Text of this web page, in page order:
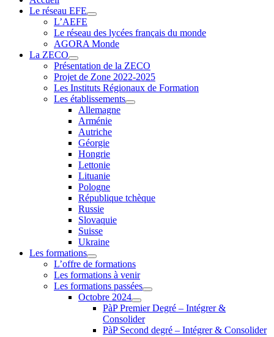
Le réseau EFE
L’AEFE
Le réseau des lycées français du monde
AGORA Monde
La ZECO
Présentation de la ZECO
Projet de Zone 2022-2025
Les Instituts Régionaux de Formation
Les établissements
Allemagne
Arménie
Autriche
Géorgie
Hongrie
Lettonie
Lituanie
Pologne
République tchèque
Russie
Slovaquie
Suisse
Ukraine
Les formations
L’offre de formations
Les formations à venir
Les formations passées
Octobre 2024
PàP Premier Degré – Intégrer &
Consolider
PàP Second degré – Intégrer & Consolider